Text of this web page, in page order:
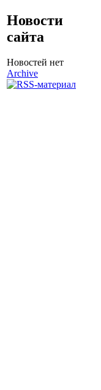
Новости
сайта
Новостей нет
Archive